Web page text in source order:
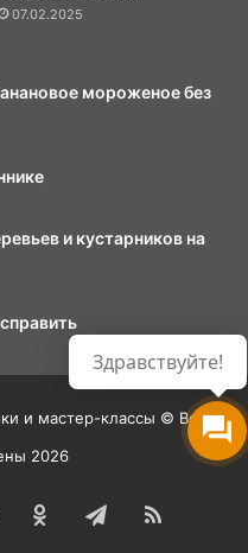
07.02.2025
мороженое без
и кустарников на
и мастер-классы © Все
2026
vk.comОдноклассники
Telegram
RSS
Здравствуйте!